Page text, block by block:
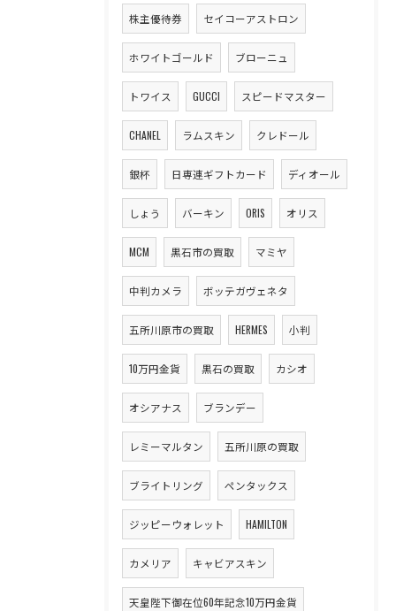
株主優待券 セイコーアストロン
ホワイトゴールド ブローニュ
トワイス GUCCI スピードマスター
CHANEL ラムスキン クレドール
銀杯 日専連ギフトカード ディオール
しょう バーキン ORIS オリス
MCM 黒石市の買取 マミヤ
中判カメラ ボッテガヴェネタ
五所川原市の買取 HERMES 小判
10万円金貨 黒石の買取 カシオ
オシアナス ブランデー
レミーマルタン 五所川原の買取
ブライトリング ペンタックス
ジッピーウォレット HAMILTON
カメリア キャビアスキン
天皇陛下御在位60年記念10万円金貨